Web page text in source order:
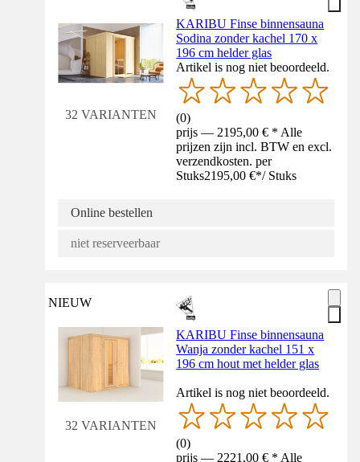
32 VARIANTEN
KARIBU Finse binnensauna
Sodina zonder kachel 170 x
196 cm helder glas
Artikel is nog niet beoordeeld.
(0)
prijs — 2195,00 € * Alle
prijzen zijn incl. BTW en excl.
verzendkosten. per
Stuks2195,00 €*/ Stuks
Online bestellen
niet reserveerbaar
NIEUW
32 VARIANTEN
KARIBU Finse binnensauna
Wanja zonder kachel 151 x
196 cm hout met helder glas
Artikel is nog niet beoordeeld.
(0)
prijs — 2221,00 € * Alle